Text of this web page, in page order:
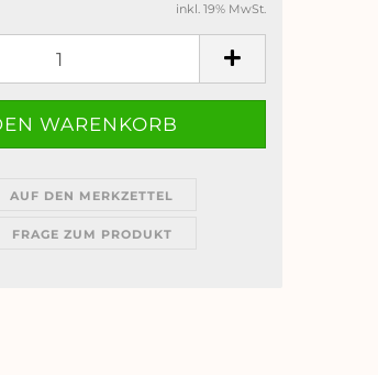
inkl. 19% MwSt.
AUF DEN MERKZETTEL
FRAGE ZUM PRODUKT